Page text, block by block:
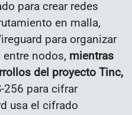
para crear redes
en malla,
para organizar
nodos, mientras
del proyecto Tinc,
256 para cifrar
usa el cifrado